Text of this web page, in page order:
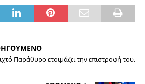
Παράθυρο ετοιμάζει την επιστροφή του.